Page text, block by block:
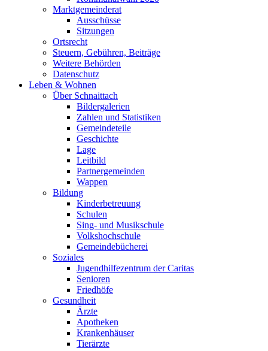
Marktgemeinderat
Ausschüsse
Sitzungen
Ortsrecht
Steuern, Gebühren, Beiträge
Weitere Behörden
Datenschutz
Leben & Wohnen
Über Schnaittach
Bildergalerien
Zahlen und Statistiken
Gemeindeteile
Geschichte
Lage
Leitbild
Partnergemeinden
Wappen
Bildung
Kinderbetreuung
Schulen
Sing- und Musikschule
Volkshochschule
Gemeindebücherei
Soziales
Jugendhilfezentrum der Caritas
Senioren
Friedhöfe
Gesundheit
Ärzte
Apotheken
Krankenhäuser
Tierärzte